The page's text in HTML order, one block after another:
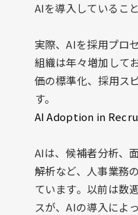
AIを導入しているこ
実際、AIを採用プロ
組織は年々増加して
価の標準化、採用ス
す。
AI Adoption in
AIは、候補者分析、
解析など、人事業務
ています。以前は数
スが、AIの導入によ